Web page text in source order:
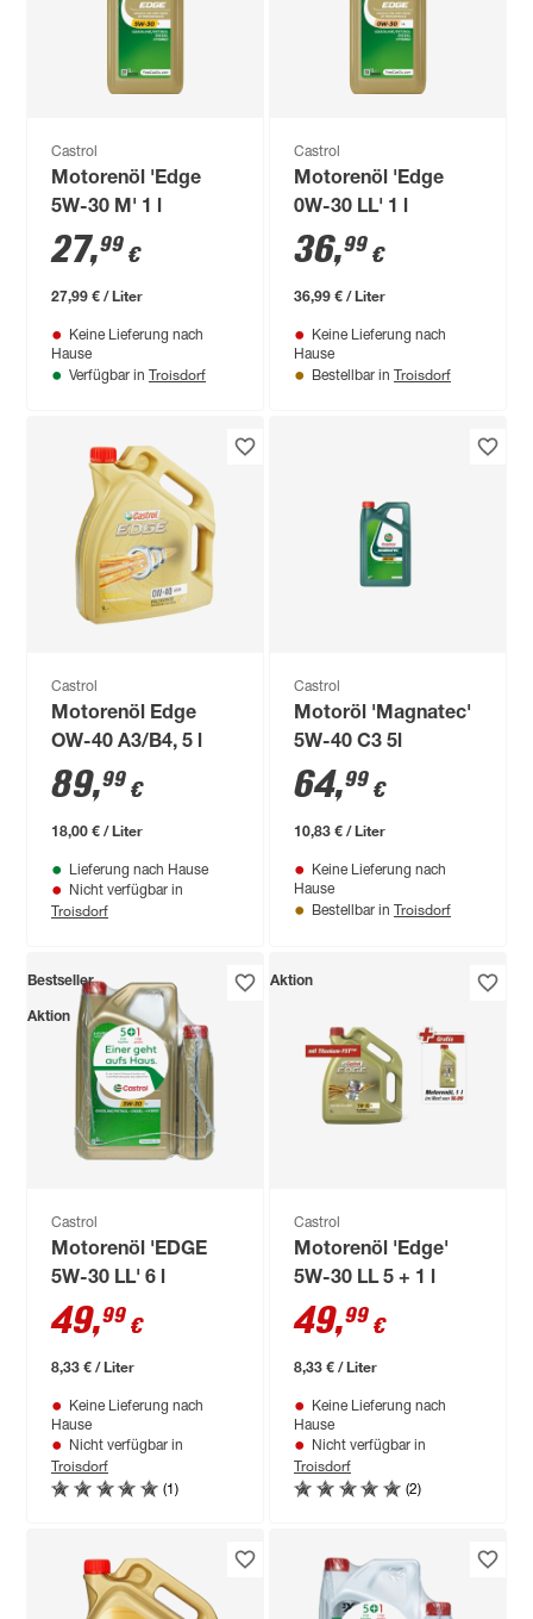
Castrol
Motorenöl 'Edge
5W-30 M' 1 l
27,99 €
27,99 € / Liter
Keine Lieferung nach
Hause
Verfügbar in Troisdorf
Castrol
Motorenöl 'Edge
0W-30 LL' 1 l
36,99 €
36,99 € / Liter
Keine Lieferung nach
Hause
Bestellbar in Troisdorf
Castrol
Motorenöl Edge
OW-40 A3/B4, 5 l
89,99 €
18,00 € / Liter
Lieferung nach Hause
Nicht verfügbar in
Troisdorf
Castrol
Motoröl 'Magnatec'
5W-40 C3 5l
64,99 €
10,83 € / Liter
Keine Lieferung nach
Hause
Bestellbar in Troisdorf
Bestseller
Aktion
Castrol
Motorenöl 'EDGE
5W-30 LL' 6 l
49,99 €
8,33 € / Liter
Keine Lieferung nach
Hause
Nicht verfügbar in
Troisdorf
(1)
Aktion
Castrol
Motorenöl 'Edge'
5W-30 LL 5 + 1 l
49,99 €
8,33 € / Liter
Keine Lieferung nach
Hause
Nicht verfügbar in
Troisdorf
(2)